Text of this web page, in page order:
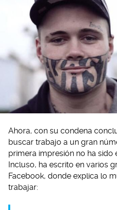
Ahora, con su condena
buscar trabajo a un gran
primera impresión no ha sido
Incluso, ha escrito en varios
Facebook, donde explica lo
trabajar: